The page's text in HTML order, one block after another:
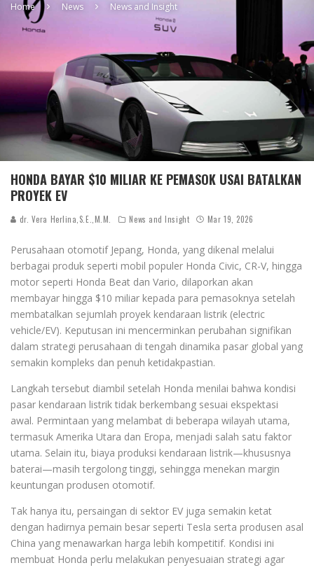
Home News News and Insight
HONDA BAYAR $10 MILIAR KE PEMASOK USAI BATALKAN
PROYEK EV
dr. Vera Herlina,S.E.,M.M. News and Insight Mar 19, 2026
Perusahaan otomotif Jepang, Honda, yang dikenal melalui
berbagai produk seperti mobil populer Honda Civic, CR-V, hingga
motor seperti Honda Beat dan Vario, dilaporkan akan
membayar hingga $10 miliar kepada para pemasoknya setelah
membatalkan sejumlah proyek kendaraan listrik (electric
vehicle/EV). Keputusan ini mencerminkan perubahan signifikan
dalam strategi perusahaan di tengah dinamika pasar global yang
semakin kompleks dan penuh ketidakpastian.
Langkah tersebut diambil setelah Honda menilai bahwa kondisi
pasar kendaraan listrik tidak berkembang sesuai ekspektasi
awal. Permintaan yang melambat di beberapa wilayah utama,
termasuk Amerika Utara dan Eropa, menjadi salah satu faktor
utama. Selain itu, biaya produksi kendaraan listrik—khususnya
baterai—masih tergolong tinggi, sehingga menekan margin
keuntungan produsen otomotif.
Tak hanya itu, persaingan di sektor EV juga semakin ketat
dengan hadirnya pemain besar seperti Tesla serta produsen asal
China yang menawarkan harga lebih kompetitif. Kondisi ini
membuat Honda perlu melakukan penyesuaian strategi agar